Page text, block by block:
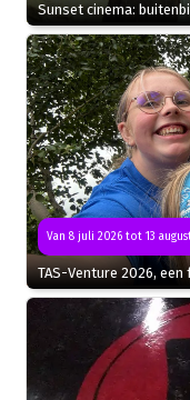
Sunset cinema:
Van 8 juli 2026 tot 13
TAS-Venture 2026,